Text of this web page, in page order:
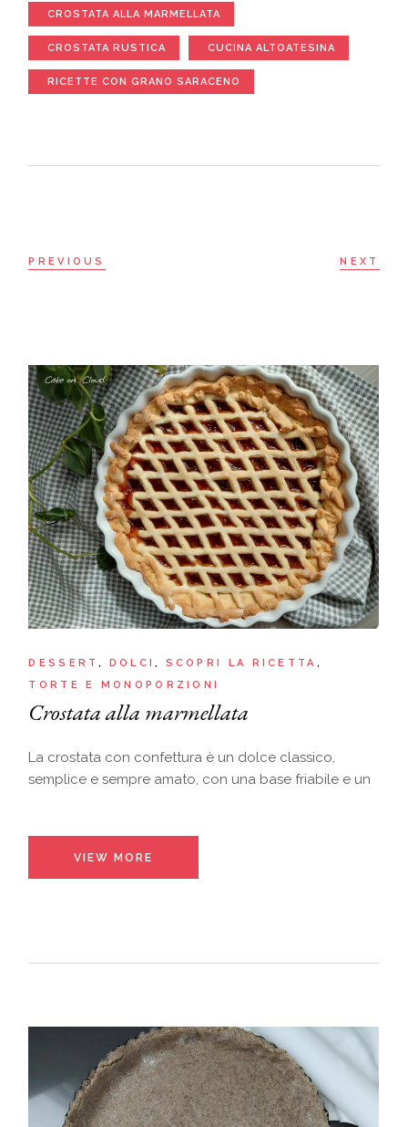
CROSTATA ALLA MARMELLATA
CROSTATA RUSTICA CUCINA ALTOATESINA
RICETTE CON GRANO SARACENO
PREVIOUS NEXT
DESSERT DOLCI
SCOPRI LA RICETTA
TORTE E MONOPORZIONI
Crostata alla marmellata
La crostata con confettura è un dolce classico,
semplice e sempre amato, con una base friabile e un
VIEW MORE